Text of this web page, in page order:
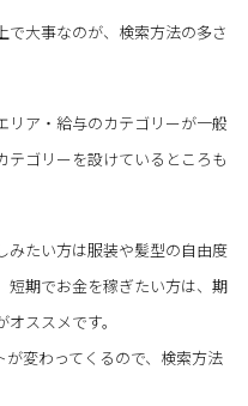
で大事なのが、検索方法の多さ
リア・給与のカテゴリーが一般
ゴリーを設けているところも
みたい方は服装や髪型の自由度
短期でお金を稼ぎたい方は、期
ススメです。
変わってくるので、検索方法